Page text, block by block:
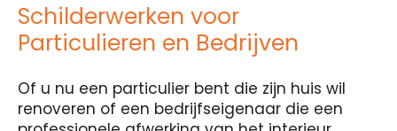
Schilderwerken voor
Particulieren en Bedrijven
Of u nu een particulier bent die zijn huis wil
renoveren of een bedrijfseigenaar die een